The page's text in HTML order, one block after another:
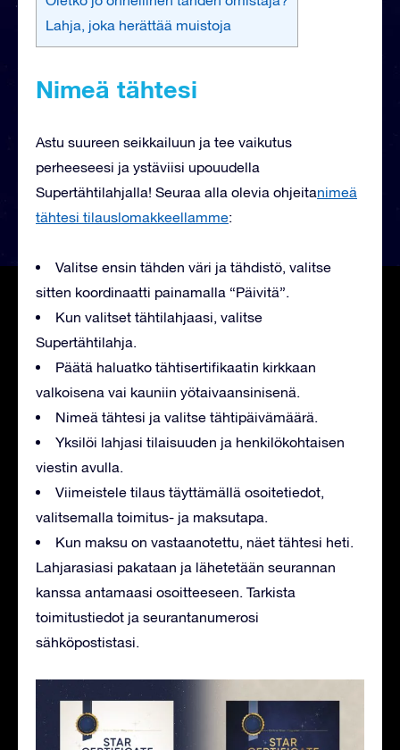
Lahja, joka herättää muistoja
Nimeä tähtesi
Astu suureen seikkailuun ja tee vaikutus
perheeseesi ja ystäviisi upouudella
Supertähtilahjalla! Seuraa alla olevia ohjeitanimeä
tähtesi tilauslomakkeellamme:
Valitse ensin tähden väri ja tähdistö, valitse
sitten koordinaatti painamalla “Päivitä”.
Kun valitset tähtilahjaasi, valitse
Supertähtilahja.
Päätä haluatko tähtisertifikaatin kirkkaan
valkoisena vai kauniin yötaivaansinisenä.
Nimeä tähtesi ja valitse tähtipäivämäärä.
Yksilöi lahjasi tilaisuuden ja henkilökohtaisen
viestin avulla.
Viimeistele tilaus täyttämällä osoitetiedot,
valitsemalla toimitus- ja maksutapa.
Kun maksu on vastaanotettu, näet tähtesi heti.
Lahjarasiasi pakataan ja lähetetään seurannan
kanssa antamaasi osoitteeseen. Tarkista
toimitustiedot ja seurantanumerosi
sähköpostistasi.